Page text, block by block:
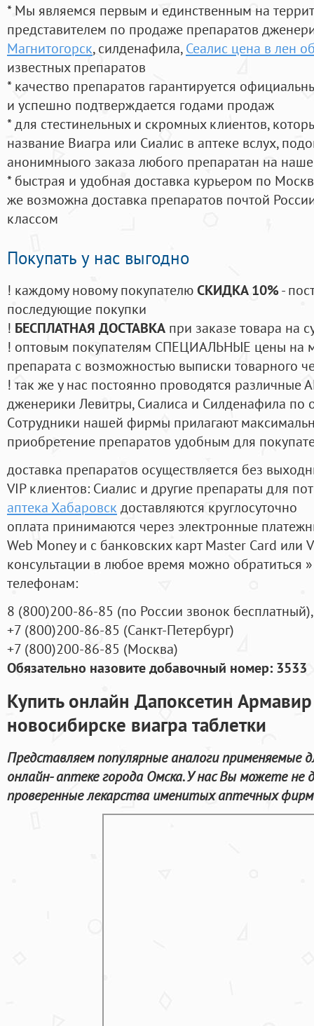
* Мы являемся первым и единственным на
представителем по продаже препаратов
Магнитогорск, силденафила, Сеалис цена в лен
известных препаратов
* качество препаратов гарантируется
и успешно подтверждается годами продаж
* для стестинельных и скромных клиентов,
название Виагра или Сиалис в аптеке вслух,
анонимныого заказа любого препаратан на
* быстрая и удобная доставка курьером по
же возможна доставка препаратов почтой
классом
Покупать у нас выгодно
! каждому новому покупателюСКИДКА 10%-
последующие покупки
! БЕСПЛАТНАЯ ДОСТАВКА при заказе товара на
! оптовым покупателям СПЕЦИАЛЬНЫЕ цены на
препарата с возможностью выписки товарного
! так же у нас постоянно проводятся
дженерики Левитры, Сиалиса и Силденафила по
Cотрудники нашей фирмы прилагают
приобретение препаратов удобным для
доставка препаратов осуществляется без
VIP клиентов: Сиалис и другие препараты для
аптека Хабаровск доставляются круглосуточно
оплата принимаются через электронные
Web Money и с банковских карт Master Card или
консультации в любое время можно обратиться
телефонам:
8 (800)200-86-85 (по России звонок бесплатный),
+7 (800)200-86-85 (Санкт-Петербург)
+7 (800)200-86-85 (Москва)
Обязательно назовите добавочный номер: 3533
Купить онлайн Дапоксетин
новосибирске виагра таблетки
Представляем популярные аналоги применяемые
онлайн- аптеке города Омска. У нас Вы можете не
проверенные лекарства именитых аптечных